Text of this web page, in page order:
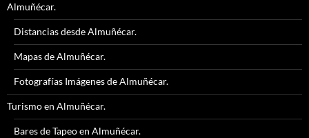
Almuñécar.
Distancias desde Almuñécar.
Mapas de Almuñécar.
Fotografías Imágenes de Almuñécar.
Turismo en Almuñécar.
Bares de Tapeo en Almuñécar.